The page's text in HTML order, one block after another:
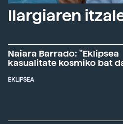
Ilargiaren
Naiara Barrado: "Eklipsea
kasualitate kosmiko bat
EKLIPSEA